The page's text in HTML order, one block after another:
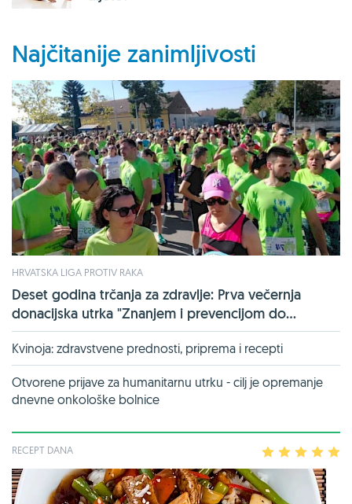
Najčitanije zanimljivosti
HRVATSKA LIGA PROTIV RAKA
Deset godina trčanja za zdravlje: Prva večernja
donacijska utrka "Znanjem i prevencijom do...
Kvinoja: zdravstvene prednosti, priprema i recepti
Otvorene prijave za humanitarnu utrku - cilj je opremanje
dnevne onkološke bolnice
RECEPT DANA 2 3 4